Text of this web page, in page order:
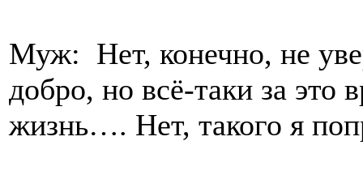
Муж: Нет, конечно, не
добро, но всё-таки за это
жизнь…. Нет, такого я